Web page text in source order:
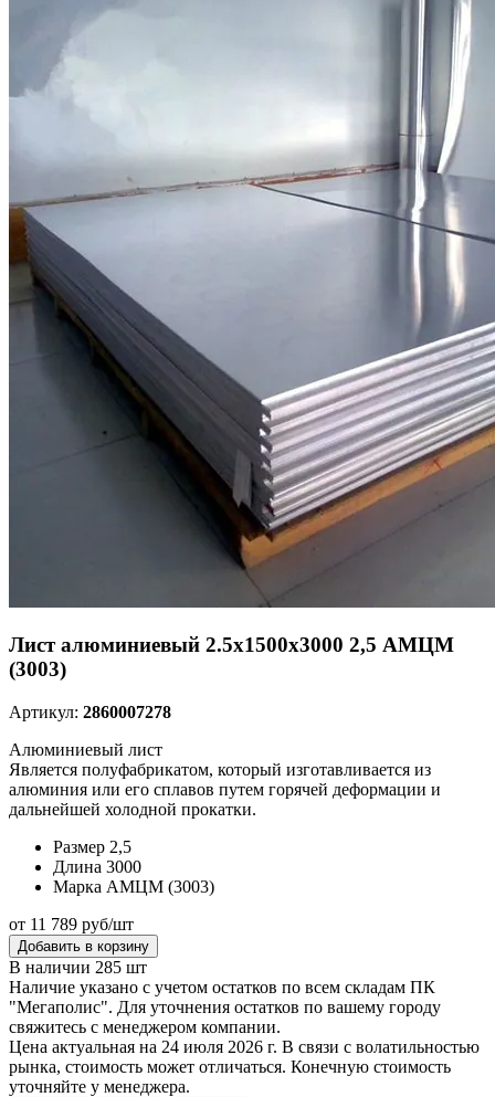
Лист алюминиевый 2.5х1500х3000 2,5 АМЦМ
(3003)
Артикул: 2860007278
Алюминиевый лист
Является полуфабрикатом, который изготавливается из
алюминия или его сплавов путем горячей деформации и
дальнейшей холодной прокатки.
Размер 2,5
Длина 3000
Марка АМЦМ (3003)
от 11 789 руб/шт
Добавить в корзину
В наличии 285 шт
Наличие указано с учетом остатков по всем складам ПК
"Мегаполис". Для уточнения остатков по вашему городу
свяжитесь с менеджером компании.
Цена актуальная на 24 июля 2026 г. В связи с волатильностью
рынка, стоимость может отличаться. Конечную стоимость
уточняйте у менеджера.